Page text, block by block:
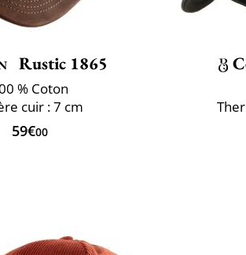
Rustic 1865
% Coton
cuir : 7 cm
59€00